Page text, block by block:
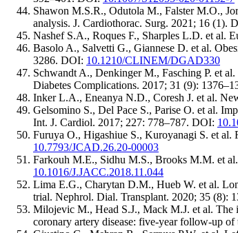
Shawon M.S.R., Odutola M., Falster M.O.,
analysis. J. Cardiothorac. Surg. 2021; 16 (1).
Nashef S.A., Roques F., Sharples L.D. et al.
Basolo A., Salvetti G., Giannese D. et al.
3286. DOI: 10.1210/CLINEM/DGAD330
Schwandt A., Denkinger M., Fasching P. et
Diabetes Complications. 2017; 31 (9):
Inker L.A., Eneanya N.D., Coresh J. et al.
Gelsomino S., Del Pace S., Parise O. et al.
Int. J. Cardiol. 2017; 227: 778–787. DOI:
Furuya O., Higashiue S., Kuroyanagi S. et
10.7793/JCAD.26.20-00003
Farkouh M.E., Sidhu M.S., Brooks M.M. et
10.1016/J.JACC.2018.11.044
Lima E.G., Charytan D.M., Hueb W. et al.
trial. Nephrol. Dial. Transplant. 2020; 35 (8):
Milojevic M., Head S.J., Mack M.J. et al. The
coronary artery disease: five-year follow-up